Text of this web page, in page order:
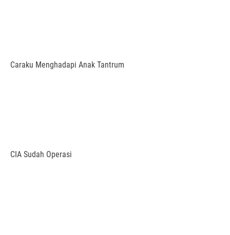
Caraku Menghadapi Anak Tantrum
CIA Sudah Operasi